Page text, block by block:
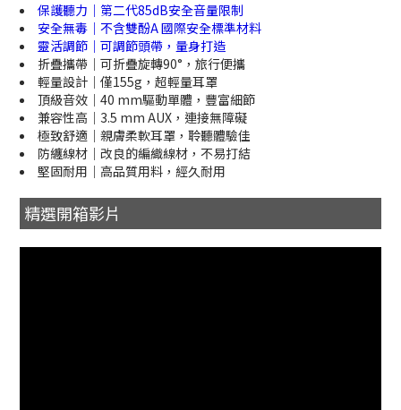
保護聽力｜第二代85dB安全音量限制
安全無毒｜不含雙酚A 國際安全標準材料
靈活調節｜可調節頭帶，量身打造
折疊攜帶｜可折疊旋轉90°，旅行便攜
輕量設計｜僅155g，超輕量耳罩
頂級音效｜40 mm驅動單體，豐富細節
兼容性高｜3.5 mm AUX，連接無障礙
極致舒適｜親膚柔軟耳罩，聆聽體驗佳
防纏線材｜改良的編織線材，不易打結
堅固耐用｜高品質用料，經久耐用
精選開箱影片